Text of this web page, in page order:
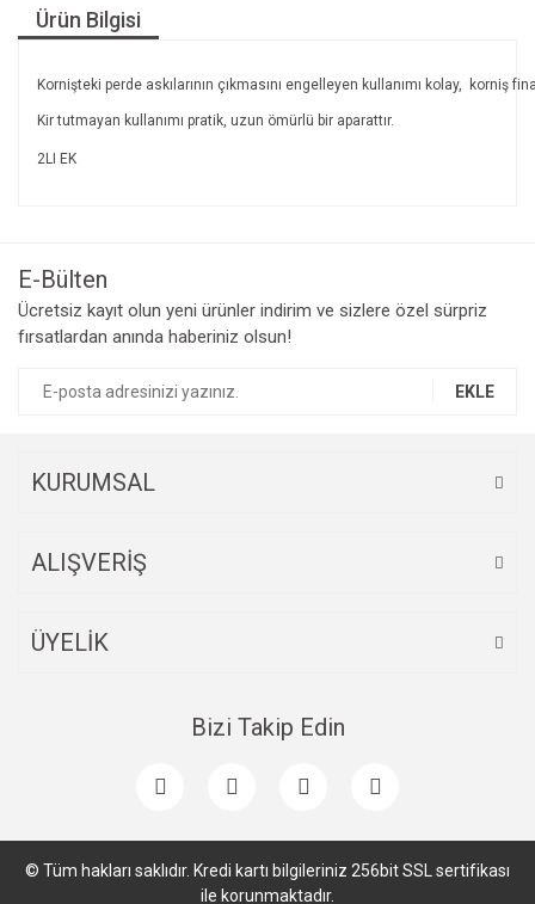
Ürün Bilgisi
Kornişteki perde askılarının çıkmasını engelleyen kullanımı kolay, korniş
Kir tutmayan kullanımı pratik, uzun ömürlü bir aparattır.
2LI EK
E-Bülten
Ücretsiz kayıt olun yeni ürünler indirim ve sizlere özel sürpriz
fırsatlardan anında haberiniz olsun!
EKLE
KURUMSAL
ALIŞVERİŞ
ÜYELİK
Bizi Takip Edin
© Tüm hakları saklıdır. Kredi kartı bilgileriniz 256bit SSL sertifikası
ile korunmaktadır.